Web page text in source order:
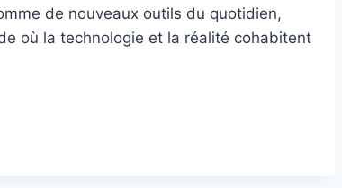
de nouveaux outils du quotidien,
où la technologie et la réalité cohabitent